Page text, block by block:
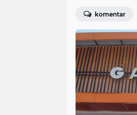
komentar